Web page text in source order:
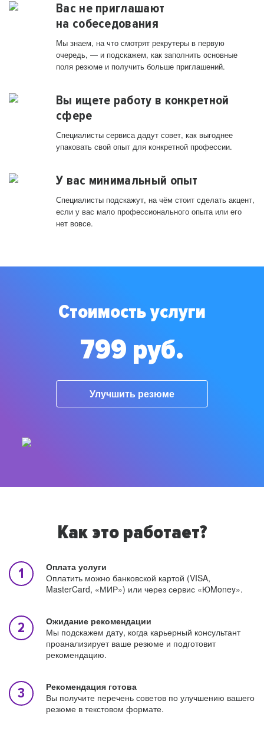
Вас не приглашают
на собеседования
Мы знаем, на что смотрят рекрутеры в первую
очередь, — и подскажем, как заполнить основные
поля резюме и получить больше приглашений.
Вы ищете работу в конкретной
сфере
Специалисты сервиса дадут совет, как выгоднее
упаковать свой опыт для конкретной профессии.
У вас минимальный опыт
Специалисты подскажут, на чём стоит сделать акцент,
если у вас мало профессионального опыта или его
нет вовсе.
Стоимость услуги
799 руб.
Улучшить резюме
Как это работает?
Оплата услуги
Оплатить можно банковской картой (VISA,
MasterCard, «МИР») или через сервис «ЮMoney».
Ожидание рекомендации
Мы подскажем дату, когда карьерный консультант
проанализирует ваше резюме и подготовит
рекомендацию.
Рекомендация готова
Вы получите перечень советов по улучшению вашего
резюме в текстовом формате.